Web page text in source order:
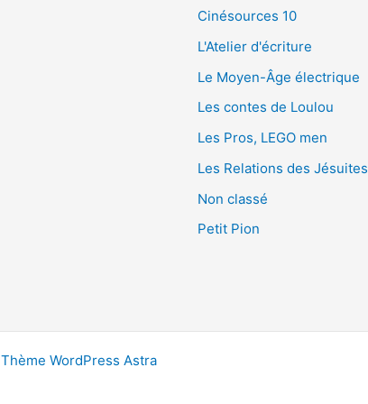
Cinésources 10
L'Atelier d'écriture
Le Moyen-Âge électrique
Les contes de Loulou
Les Pros, LEGO men
Les Relations des Jésuites
Non classé
Petit Pion
Thème WordPress Astra